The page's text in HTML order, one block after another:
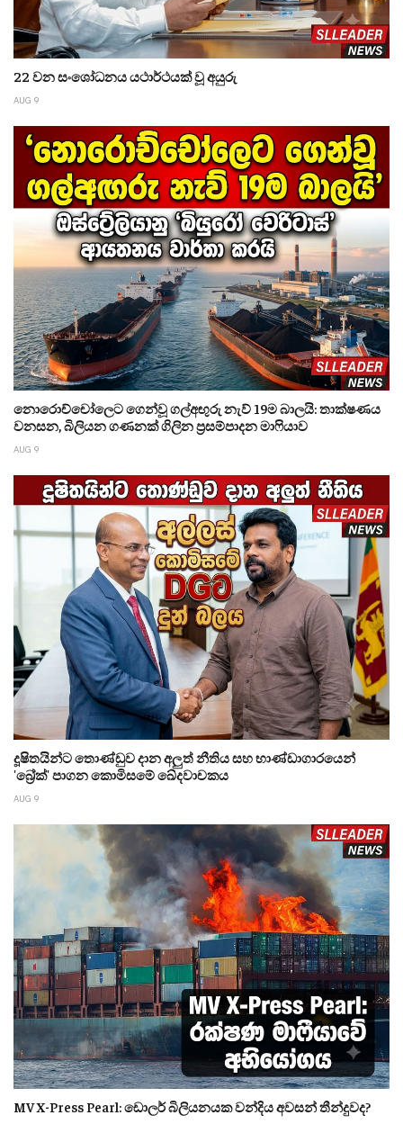
22 වන සංශෝධනය යථාර්ථයක් වූ අයුරු
AUG 9
නොරොච්චෝලෙට ගෙන්වූ ගල්අඟුරු නැව් 19ම බාලයි: තාක්ෂණය
වනසන, බිලියන ගණනක් ගිලින ප්‍රසම්පාදන මාෆියාව
AUG 9
දූෂිතයින්ට තොණ්ඩුව දාන අලුත් නීතිය සහ භාණ්ඩාගාරයෙන්
'බ්‍රේක්' පාගන කොමිසමේ ඛේදවාචකය
AUG 9
MV X-Press Pearl: ඩොලර් බිලියනයක වන්දිය අවසන් තීන්දුවද?